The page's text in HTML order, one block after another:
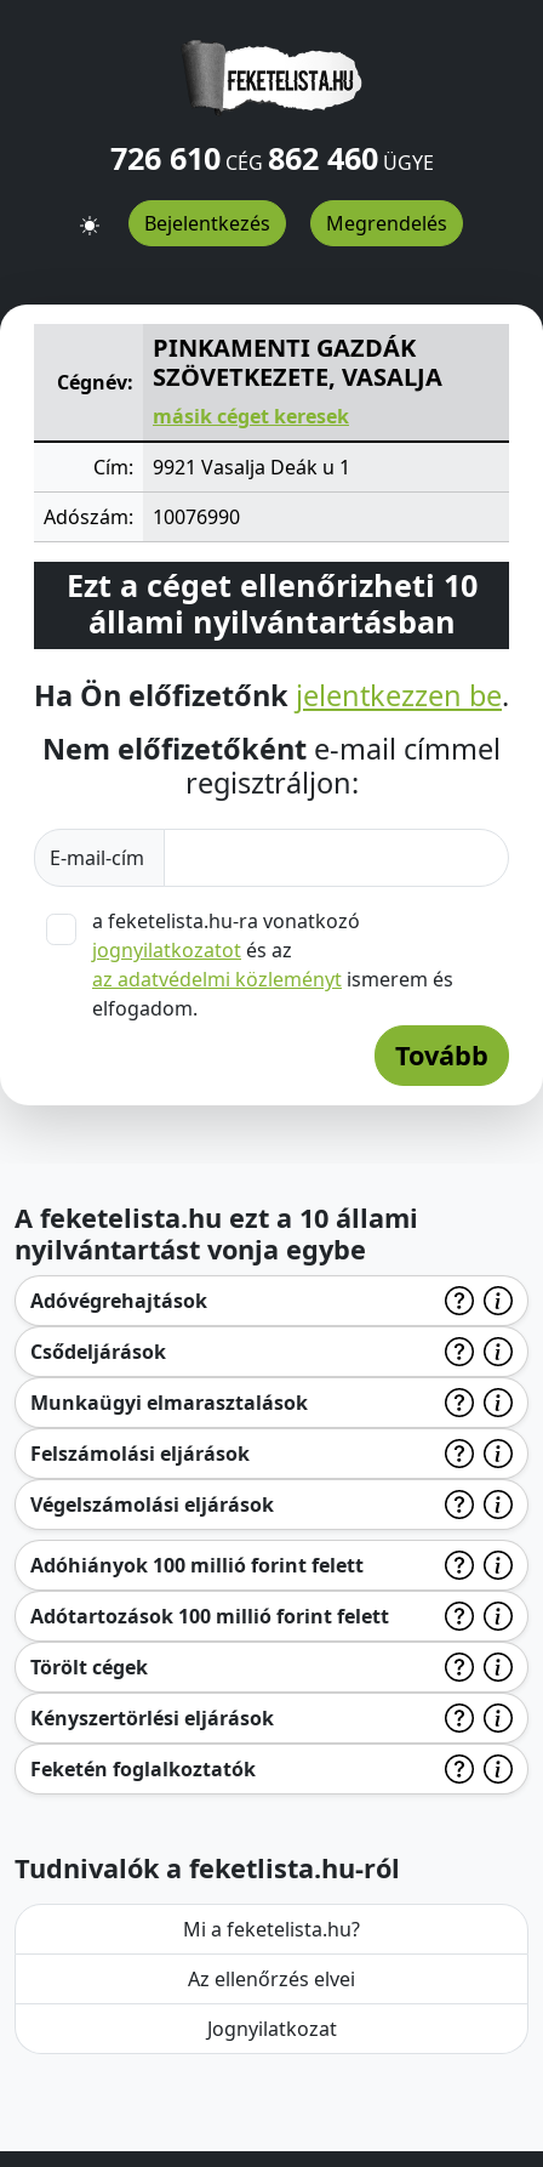
726 610CÉG 862 460ÜGYE
Bejelentkezés Megrendelés
PINKAMENTI GAZDÁK SZÖVETKEZETE, VASALJA
Cégnév:
PINKAMENTI GAZDÁK
SZÖVETKEZETE, VASALJA
másik céget keresek
Cím:
9921 Vasalja Deák u 1
Adószám:
10076990
Ezt a céget ellenőrizheti 10
állami nyilvántartásban
Ha Ön előfizetőnk jelentkezzen be.
Nem előfizetőként e-mail címmel
regisztráljon:
E-mail-cím
a feketelista.hu-ra vonatkozó
jognyilatkozatot és az
az adatvédelmi közleményt ismerem és
elfogadom.
Tovább
A feketelista.hu ezt a 10 állami
nyilvántartást vonja egybe
Adóvégrehajtások
Csődeljárások
Munkaügyi elmarasztalások
Felszámolási eljárások
Végelszámolási eljárások
Adóhiányok 100 millió forint felett
Adótartozások 100 millió forint felett
Törölt cégek
Kényszertörlési eljárások
Feketén foglalkoztatók
Tudnivalók a feketlista.hu-ról
Mi a feketelista.hu?
Az ellenőrzés elvei
Jognyilatkozat